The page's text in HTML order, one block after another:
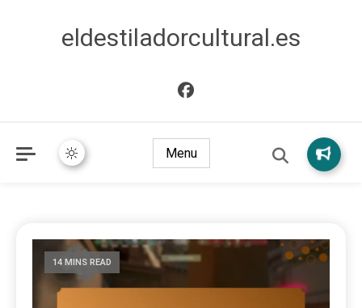
eldestiladorcultural.es
Menu
14 MINS READ